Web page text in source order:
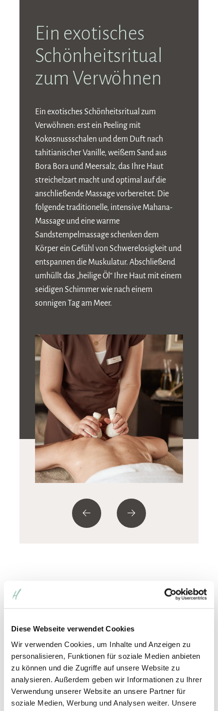
Diese Webseite verwendet Cookies
Wir verwenden Cookies, um Inhalte und Anzeigen zu
personalisieren, Funktionen für soziale Medien anbieten
zu können und die Zugriffe auf unsere Website zu
analysieren. Außerdem geben wir Informationen zu Ihrer
Verwendung unserer Website an unsere Partner für
soziale Medien, Werbung und Analysen weiter. Unsere
Ein exotisches
Schönheitsritual
zum Verwöhnen
Ein exotisches Schönheitsritual zum
Verwöhnen: erst ein Peeling mit
Kokosnussschalen und dem Duft nach
tahitianischer Vanille, weißem Sand aus
Bora Bora und Meersalz, das Ihre Haut
streichelzart macht und optimal auf die
anschließende Massage vorbereitet. Die
folgende traditionelle, intensive Mahana-
Massage und eine warme
Sandstempelmassage schenken dem
Körper ein Gefühl von Schwerelosigkeit und
entspannen die Muskulatur. Abschließend
umhüllt das „heilige Öl“ Ihre Haut mit einem
seidigen Schimmer wie nach einem
sonnigen Tag am Meer.
Erleben und genießen Sie diese und weitere
Jetzt Termin buchen!
Unser Team der Wellness-